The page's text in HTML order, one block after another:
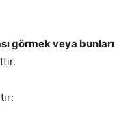
görmek veya bunları